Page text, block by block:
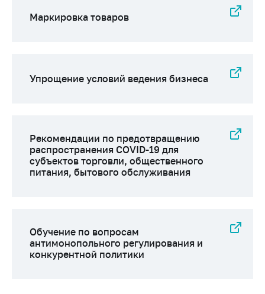
Маркировка товаров
Упрощение условий ведения бизнеса
Рекомендации по предотвращению
распространения COVID-19 для
субъектов торговли, общественного
питания, бытового обслуживания
Обучение по вопросам
антимонопольного регулирования и
конкурентной политики